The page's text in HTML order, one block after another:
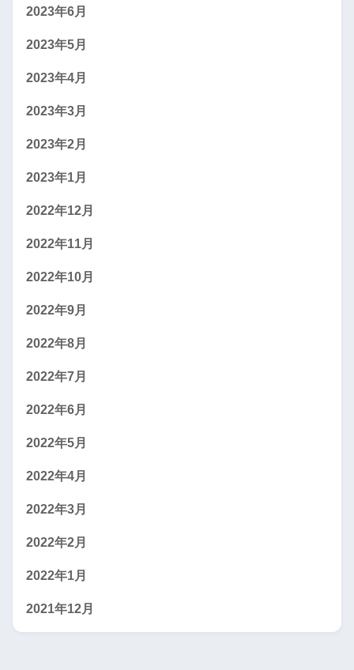
2023年6月
2023年5月
2023年4月
2023年3月
2023年2月
2023年1月
2022年12月
2022年11月
2022年10月
2022年9月
2022年8月
2022年7月
2022年6月
2022年5月
2022年4月
2022年3月
2022年2月
2022年1月
2021年12月